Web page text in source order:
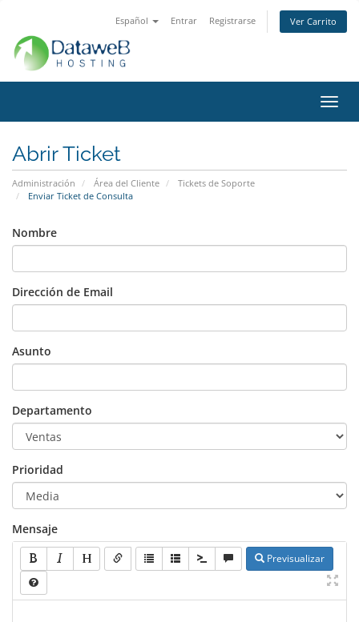
Español Entrar Registrarse Ver Carrito
Abrir Ticket
Administración Área del Cliente
Tickets de Soporte
Enviar Ticket de Consulta
Nombre
Dirección de Email
Asunto
Departamento
Prioridad
Mensaje
Previsualizar